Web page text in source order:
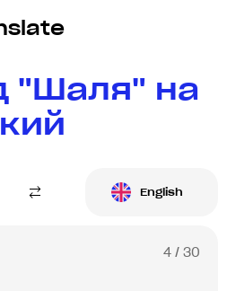
"Шаля" на
English
4 / 30